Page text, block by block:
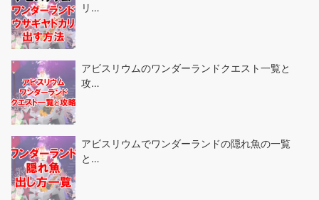
リ…
アビスリウムのワンダーランドクエスト一覧と
攻…
アビスリウムでワンダーランドの隠れ魚の一覧
と…